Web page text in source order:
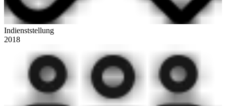
Indienststellung
2018